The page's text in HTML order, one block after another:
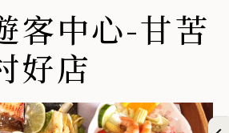
客中心-甘苦
好店